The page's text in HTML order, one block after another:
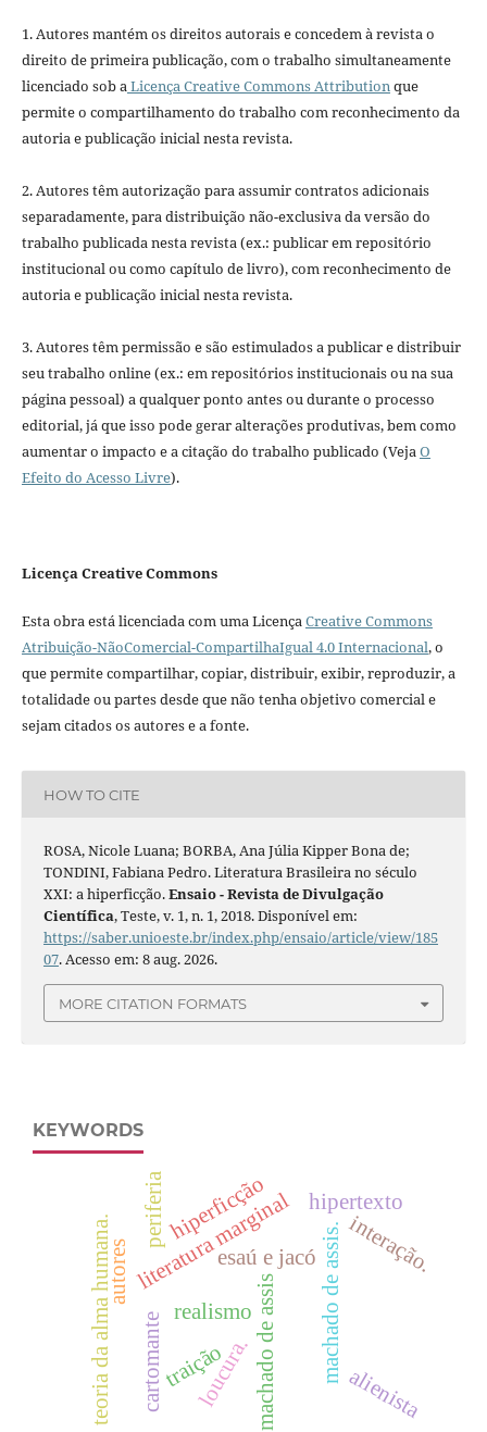
1. Autores mantém os direitos autorais e concedem à revista o
direito de primeira publicação, com o trabalho simultaneamente
licenciado sob aLicença Creative Commons Attributionque
permite o compartilhamento do trabalho com reconhecimento da
autoria e publicação inicial nesta revista.
2. Autores têm autorização para assumir contratos adicionais
separadamente, para distribuição não-exclusiva da versão do
trabalho publicada nesta revista (ex.: publicar em repositório
institucional ou como capítulo de livro), com reconhecimento de
autoria e publicação inicial nesta revista.
3. Autores têm permissão e são estimulados a publicar e distribuir
seu trabalho online (ex.: em repositórios institucionais ou na sua
página pessoal) a qualquer ponto antes ou durante o processo
editorial, já que isso pode gerar alterações produtivas, bem como
aumentar o impacto e a citação do trabalho publicado (VejaO
Efeito do Acesso Livre).
Licença Creative Commons
Esta obra está licenciada com uma LicençaCreative Commons
Atribuição-NãoComercial-CompartilhaIgual 4.0 Internacional, o
que permite compartilhar, copiar, distribuir, exibir, reproduzir, a
totalidade ou partes desde que não tenha objetivo comercial e
sejam citados os autores e a fonte.
HOW TO CITE
ROSA, Nicole Luana; BORBA, Ana Júlia Kipper Bona de;
TONDINI, Fabiana Pedro. Literatura Brasileira no século
XXI: a hiperficção.Ensaio - Revista de Divulgação
Científica, Teste, v. 1, n. 1, 2018. Disponível em:
https://saber.unioeste.br/index.php/ensaio/article/view/185
07. Acesso em: 8 aug. 2026.
MORE CITATION FORMATS
KEYWORDS
realismo machado de assis
esaú e jacó
literatura marginal
autores
periferia
cartomantetraição machado de assis.
teoria da alma humana.
hiperficção hipertexto
interação.
loucura. alienista